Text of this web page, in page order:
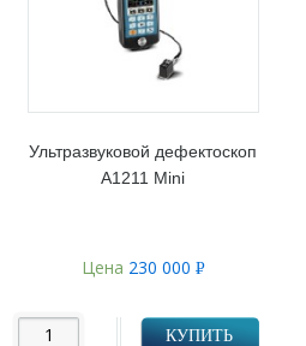
Ультразвуковой дефектоскоп
А1211 Mini
Цена 230 000 Р
КУПИТЬ